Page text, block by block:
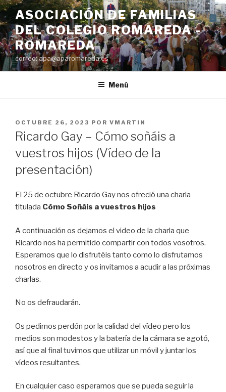
Saltar
al
contenido
ASOCIACIÓN DE FAMILIAS
DEL COLEGIO ROMAREDA -
ROMAREDA
correo: apa@aparomareda.es
Menú
PUBLICADO
EL
OCTUBRE 26, 2023 POR VMARTIN
Ricardo Gay – Cómo soñáis a
vuestros hijos (Vídeo de la
presentación)
El 25 de octubre Ricardo Gay nos ofreció una charla
titulada Cómo Soñáis a vuestros hijos
A continuación os dejamos el video de la charla que
Ricardo nos ha permitido compartir con todos vosotros.
Esperamos que lo disfrutéis tanto como lo disfrutamos
nosotros en directo y os invitamos a acudir a las próximas
charlas.
No os defraudarán.
Os pedimos perdón por la calidad del vídeo pero los
medios son modestos y la batería de la cámara se agotó,
así que al final tuvimos que utilizar un móvil y juntar los
vídeos resultantes.
En cualquier caso esperamos que se pueda seguir la